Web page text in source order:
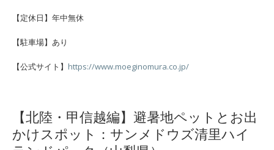
【定休日】年中無休
【駐車場】あり
【公式サイト】 https://www.moeginomura.co.jp/
【北陸・甲信越編】避暑地ペットとお出
かけスポット：サンメドウズ清里ハイ